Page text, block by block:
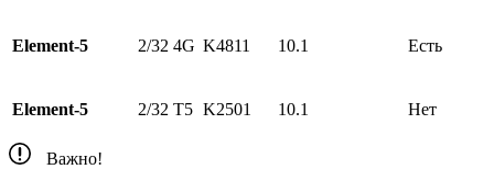
Element-5 2/32 4G K4811 10.1 Есть
Element-5 2/32 Т5 K2501 10.1 Нет
Важно!